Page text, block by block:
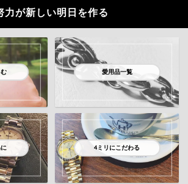
力が新しい明日を作る
愛用品一覧
4ミリにこだわる